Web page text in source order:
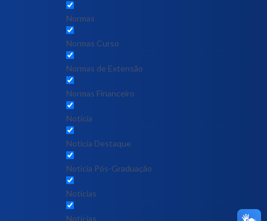
Normas
Normas Curso
Normas de Extensão
Normas Financeiro
Notícia
Notícia Destaque
Noticia Pós-Graduação
Notícias
Notícias